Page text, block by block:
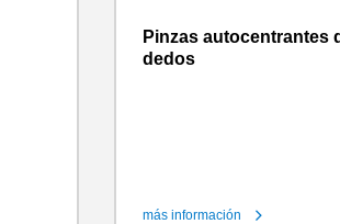
Pinzas autocentrantes
dedos
más información